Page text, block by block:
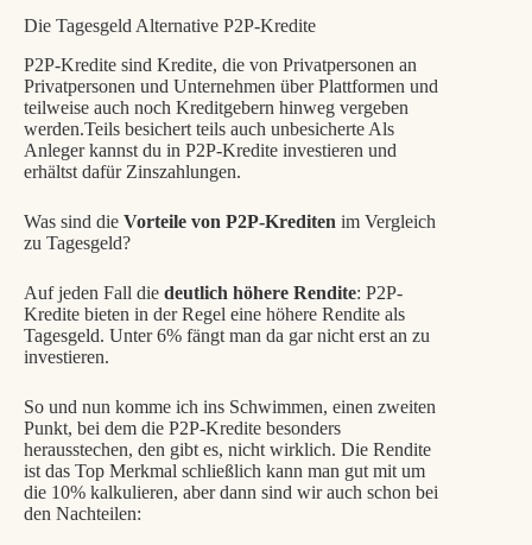
Die Tagesgeld Alternative P2P-Kredite
P2P-Kredite sind Kredite, die von Privatpersonen an
Privatpersonen und Unternehmen über Plattformen und
teilweise auch noch Kreditgebern hinweg vergeben
werden.Teils besichert teils auch unbesicherte Als
Anleger kannst du in P2P-Kredite investieren und
erhältst dafür Zinszahlungen.
Was sind dieVorteile von P2P-Krediten im Vergleich
zu Tagesgeld?
Auf jeden Fall die deutlich höhere Rendite: P2P-
Kredite bieten in der Regel eine höhere Rendite als
Tagesgeld. Unter 6% fängt man da gar nicht erst an zu
investieren.
So und nun komme ich ins Schwimmen, einen zweiten
Punkt, bei dem die P2P-Kredite besonders
herausstechen, den gibt es, nicht wirklich. Die Rendite
ist das Top Merkmal schließlich kann man gut mit um
die 10% kalkulieren, aber dann sind wir auch schon bei
den Nachteilen: